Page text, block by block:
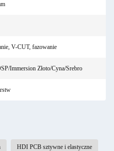
V-CUT, fazowanie
Immersion Złoto/Cyna/Srebro
HDI PCB sztywne i elastyczne